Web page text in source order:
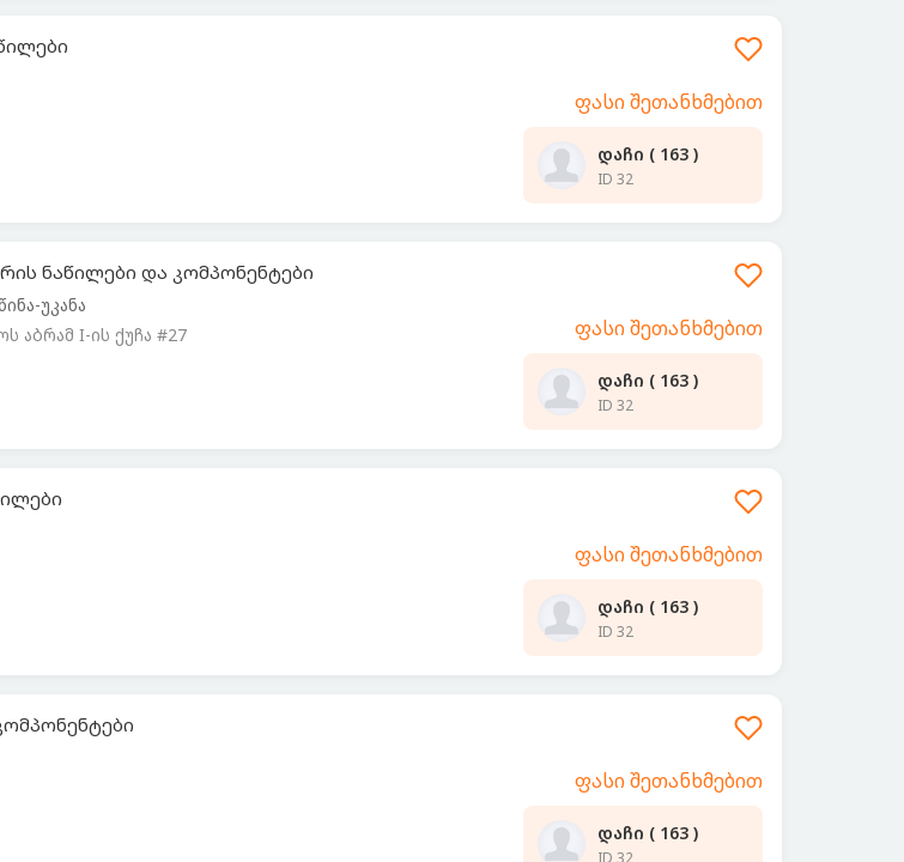
ფასი შეთანხმებით
დაჩი ( 163 )
ID 32
ნაწილები და კომპონენტები
უკანა
I-ის ქუჩა #27
ფასი შეთანხმებით
დაჩი ( 163 )
ID 32
ფასი შეთანხმებით
დაჩი ( 163 )
ID 32
ფასი შეთანხმებით
დაჩი ( 163 )
ID 32